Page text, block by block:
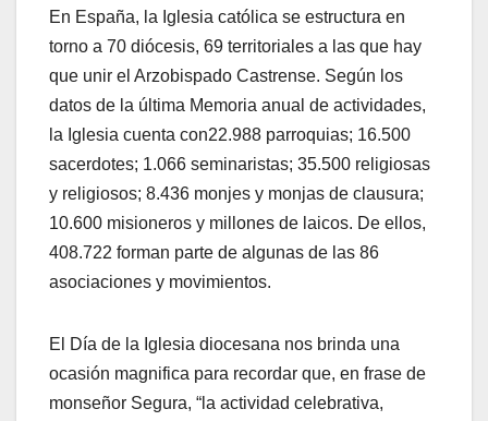
En España, la Iglesia católica se estructura en
torno a 70 diócesis, 69 territoriales a las que hay
que unir el Arzobispado Castrense. Según los
datos de la última Memoria anual de actividades,
la Iglesia cuenta con22.988 parroquias; 16.500
sacerdotes; 1.066 seminaristas; 35.500 religiosas
y religiosos; 8.436 monjes y monjas de clausura;
10.600 misioneros y millones de laicos. De ellos,
408.722 forman parte de algunas de las 86
asociaciones y movimientos.
El Día de la Iglesia diocesana nos brinda una
ocasión magnifica para recordar que, en frase de
monseñor Segura, “la actividad celebrativa,